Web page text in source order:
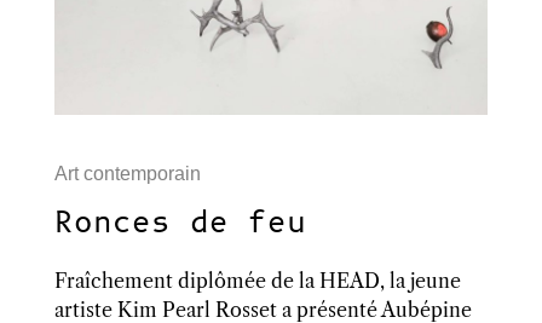
Art contemporain
Ronces de feu
Fraîchement diplômée de la HEAD, la jeune
artiste Kim Pearl Rosset a présenté Aubépine